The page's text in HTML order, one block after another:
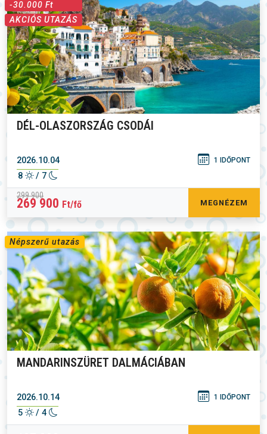
-30.000 Ft
AKCIÓS UTAZÁS
DÉL-OLASZORSZÁG CSODÁI
2026.10.04 1 IDŐPONT
8 / 7
299 900
269 900 Ft/fő MEGNÉZEM
Népszerű utazás
MANDARINSZÜRET DALMÁCIÁBAN
2026.10.14 1 IDŐPONT
5 / 4